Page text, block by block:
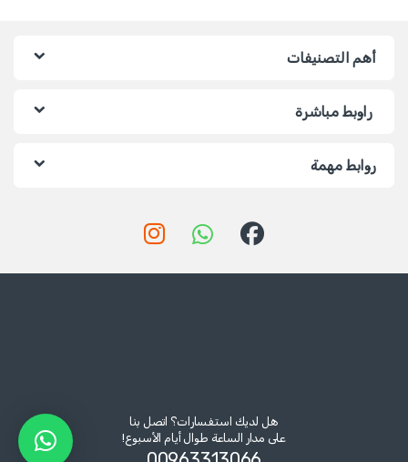
أهم التصنيفات
راوبط مباشرة
روابط مهمة
هل لديك استفسارات؟ اتصل بنا
على مدار الساعة طوال أيام الأسبوع!